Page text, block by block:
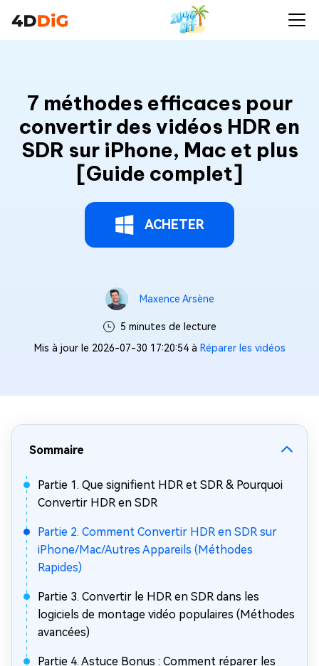
7 méthodes efficaces pour
convertir des vidéos HDR en
SDR sur iPhone, Mac et plus
[Guide complet]
ACHETER
Maxence Arsène
5 minutes de lecture
Mis à jour le 2026-07-30 17:20:54 à Réparer les vidéos
Sommaire
Partie 1. Que signifient HDR et SDR & Pourquoi
Convertir HDR en SDR
Partie 2. Comment Convertir HDR en SDR sur
iPhone/Mac/Autres Appareils (Méthodes
Rapides)
Partie 3. Convertir le HDR en SDR dans les
logiciels de montage vidéo populaires (Méthodes
avancées)
Partie 4. Astuce Bonus : Comment réparer les